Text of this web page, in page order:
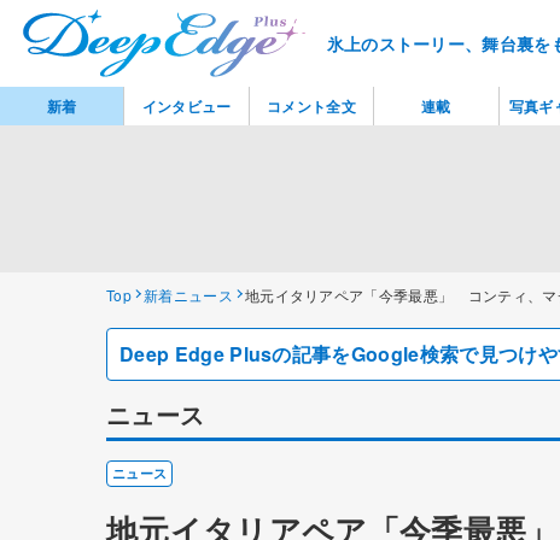
氷上のストーリー、舞台裏
Top 新着ニュース 地元イタリアペア「今季最悪」 コンティ、マ
Deep Edge Plusの記事をGoogle検索で見つけや
ニュース
ニュース
地元イタリアペア「今季最悪
新着 インタビュー コメント全文 連載 写真ギ